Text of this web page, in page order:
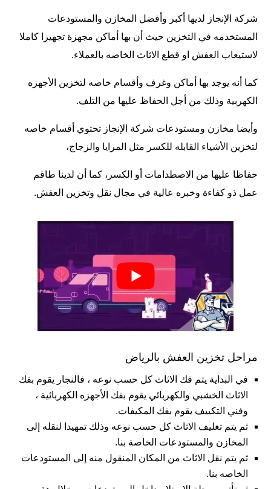
شركة الإنجاز لديها أكبر وأفضل المخازن والمستودعات
المستخدمه في التخزين حيث أن بها أماكن مجهزة تجهيزا كاملا
لاستيعاب العفش او قطع الاثاث الخاصه بالعملاء.
كما أنه يوجد بها أماكن وغرف وأقسام خاصه لتخزين الأجهزه
الكهربية وذلك من أجل الحفاظ عليها من التلف.
وأيضا مخازن ومستودعات شركة الإنجاز تحتوي أقسام خاصه
لتخزين الأشياء القابله للكسر مثل المرايا والزجاج،
حفاظا عليها من الاصطدامات أو الكسر، كما أن لدينا طاقم
عمل ذو كفاءة وخبره عالية في مجال نقل وتخزين العفش.
مراحل تخزين العفش بالرياض
في البداية يتم فك الاثاث كل حسب نوعه ، فالنجار يقوم بفك
الاثاث الخشبي والكهربائي يقوم بفك الأجهزه الكهربائية ،
وفني التكييف يقوم بفك المكيفات.
ثم يتم تغليف الاثاث كل حسب نوعه وذلك تمهيدا لنقله إلى
المخازن والمستودعات الخاصة بنا.
ثم يتم نقل الاثاث من المكان المنقول منه إلى المستودعات
الخاصه بنا.